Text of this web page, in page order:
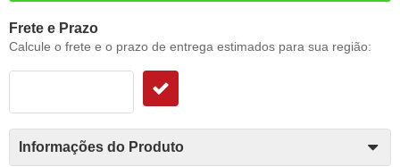
Frete e Prazo
Calcule o frete e o prazo de entrega estimados para sua região:
Informações do Produto